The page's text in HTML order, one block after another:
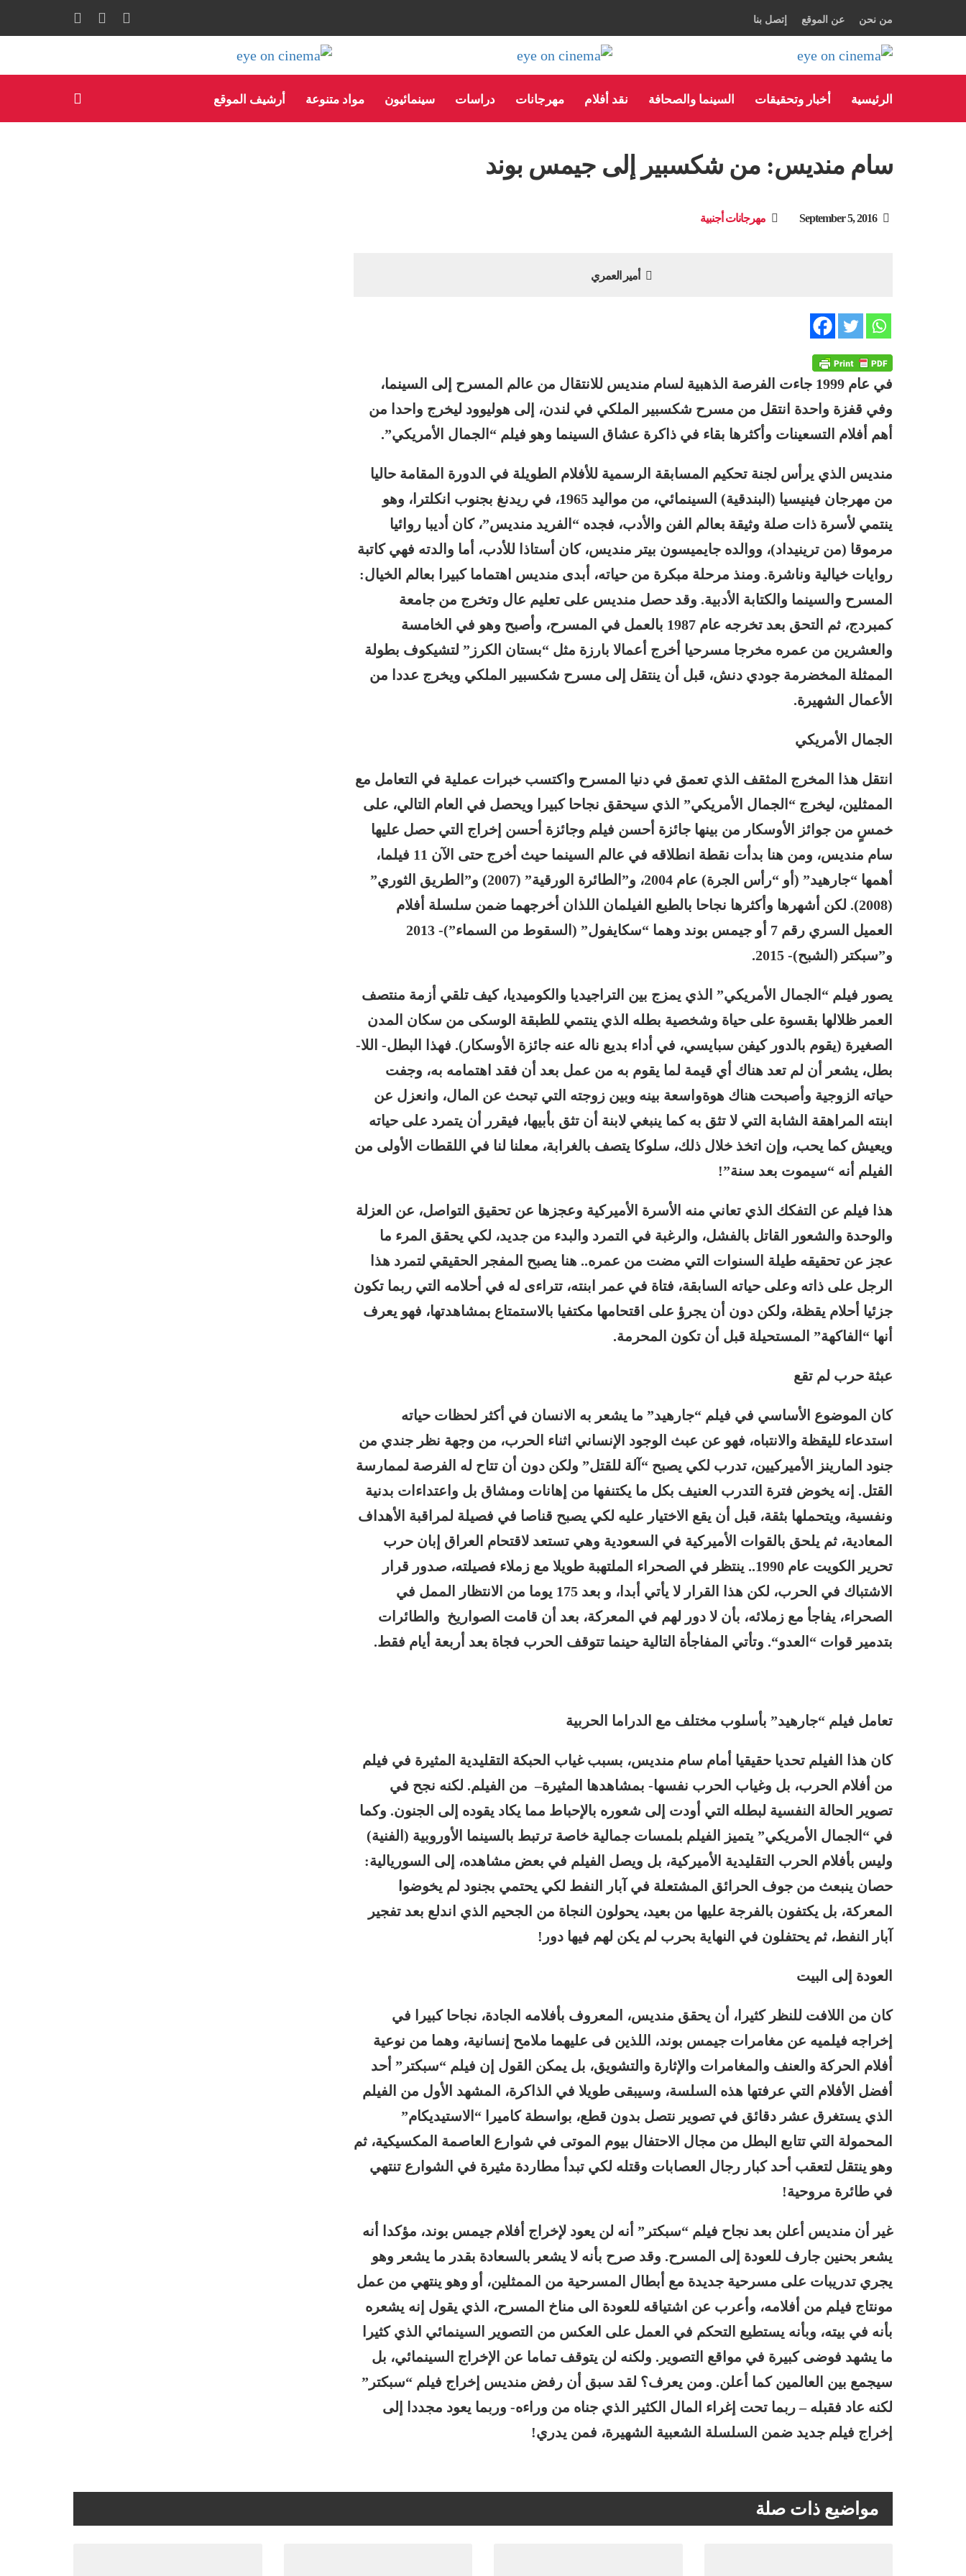
من نحن عن الموقع إتصل بنا
الرئيسية أخبار وتحقيقات السينما والصحافة نقد أفلام مهرجانات دراسات سينمائيون مواد متنوعة أرشيف الموقع
سام منديس: من شكسبير إلى جيمس بوند
September 5, 2016 مهرجانات أجنبية
أمير العمري
في عام 1999 جاءت الفرصة الذهبية لسام منديس للانتقال من عالم المسرح إلى السينما،
وفي قفزة واحدة انتقل من مسرح شكسبير الملكي في لندن، إلى هوليوود ليخرج واحدا من
أهم أفلام التسعينات وأكثرها بقاء في ذاكرة عشاق السينما وهو فيلم “الجمال الأمريكي”.
منديس الذي يرأس لجنة تحكيم المسابقة الرسمية للأفلام الطويلة في الدورة المقامة حاليا
من مهرجان فينيسيا (البندقية) السينمائي، من مواليد 1965، في ريدنغ بجنوب انكلترا، وهو
ينتمي لأسرة ذات صلة وثيقة بعالم الفن والأدب، فجده “الفريد منديس”، كان أديبا روائيا
مرموقا (من ترينيداد)، ووالده جايميسون بيتر منديس، كان أستاذا للأدب، أما والدته فهي كاتبة
روايات خيالية وناشرة. ومنذ مرحلة مبكرة من حياته، أبدى منديس اهتماما كبيرا بعالم الخيال:
المسرح والسينما والكتابة الأدبية. وقد حصل منديس على تعليم عال وتخرج من جامعة
كمبردج، ثم التحق بعد تخرجه عام 1987 بالعمل في المسرح، وأصبح وهو في الخامسة
والعشرين من عمره مخرجا مسرحيا أخرج أعمالا بارزة مثل “بستان الكرز” لتشيكوف بطولة
الممثلة المخضرمة جودي دنش، قبل أن ينتقل إلى مسرح شكسبير الملكي ويخرج عددا من
الأعمال الشهيرة.
الجمال الأمريكي
انتقل هذا المخرج المثقف الذي تعمق في دنيا المسرح واكتسب خبرات عملية في التعامل مع
الممثلين، ليخرج “الجمال الأمريكي” الذي سيحقق نجاحا كبيرا ويحصل في العام التالي، على
خمسٍ من جوائز الأوسكار من بينها جائزة أحسن فيلم وجائزة أحسن إخراج التي حصل عليها
سام منديس، ومن هنا بدأت نقطة انطلاقه في عالم السينما حيث أخرج حتى الآن 11 فيلما،
أهمها “جارهيد” (أو “رأس الجرة) عام 2004، و”الطائرة الورقية” (2007) و”الطريق الثوري”
(2008). لكن أشهرها وأكثرها نجاحا بالطبع الفيلمان اللذان أخرجهما ضمن سلسلة أفلام
العميل السري رقم 7 أو جيمس بوند وهما “سكايفول” (السقوط من السماء”)- 2013
و”سبكتر (الشبح)- 2015.
يصور فيلم “الجمال الأمريكي” الذي يمزج بين التراجيديا والكوميديا، كيف تلقي أزمة منتصف
العمر ظلالها بقسوة على حياة وشخصية بطله الذي ينتمي للطبقة الوسكى من سكان المدن
الصغيرة (يقوم بالدور كيفن سبايسي، في أداء بديع ناله عنه جائزة الأوسكار). فهذا البطل- اللا-
بطل، يشعر أن لم تعد هناك أي قيمة لما يقوم به من عمل بعد أن فقد اهتمامه به، وجفت
حياته الزوجية وأصبحت هناك هوةواسعة بينه وبين زوجته التي تبحث عن المال، وانعزل عن
ابنته المراهقة الشابة التي لا تثق به كما ينبغي لابنة أن تثق بأبيها، فيقرر أن يتمرد على حياته
ويعيش كما يحب، وإن اتخذ خلال ذلك، سلوكا يتصف بالغرابة، معلنا لنا في اللقطات الأولى من
الفيلم أنه “سيموت بعد سنة”!
هذا فيلم عن التفكك الذي تعاني منه الأسرة الأميركية وعجزها عن تحقيق التواصل، عن العزلة
والوحدة والشعور القاتل بالفشل، والرغبة في التمرد والبدء من جديد، لكي يحقق المرء ما
عجز عن تحقيقه طيلة السنوات التي مضت من عمره.. هنا يصبح المفجر الحقيقي لتمرد هذا
الرجل على ذاته وعلى حياته السابقة، فتاة في عمر ابنته، تتراءى له في أحلامه التي ربما تكون
جزئيا أحلام يقظة، ولكن دون أن يجرؤ على اقتحامها مكتفيا بالاستمتاع بمشاهدتها، فهو يعرف
أنها “الفاكهة” المستحيلة قبل أن تكون المحرمة.
عبثة حرب لم تقع
كان الموضوع الأساسي في فيلم “جارهيد” ما يشعر به الانسان في أكثر لحظات حياته
استدعاء لليقظة والانتباه، فهو عن عبث الوجود الإنساني اثناء الحرب، من وجهة نظر جندي من
جنود المارينز الأميركيين، تدرب لكي يصبح “آلة للقتل” ولكن دون أن تتاح له الفرصة لممارسة
القتل. إنه يخوض فترة التدرب العنيف بكل ما يكتنفها من إهانات ومشاق بل واعتداءات بدنية
ونفسية، ويتحملها بثقة، قبل أن يقع الاختيار عليه لكي يصبح قناصا في فصيلة لمراقبة الأهداف
المعادية، ثم يلحق بالقوات الأميركية في السعودية وهي تستعد لاقتحام العراق إبان حرب
تحرير الكويت عام 1990.. ينتظر في الصحراء الملتهبة طويلا مع زملاء فصيلته، صدور قرار
الاشتباك في الحرب، لكن هذا القرار لا يأتي أبدا، و بعد 175 يوما من الانتظار الممل في
الصحراء، يفاجأ مع زملائه، بأن لا دور لهم في المعركة، بعد أن قامت الصواريخ والطائرات
بتدمير قوات “العدو“. وتأتي المفاجأة التالية حينما تتوقف الحرب فجاة بعد أربعة أيام فقط.
تعامل فيلم “جارهيد” بأسلوب مختلف مع الدراما الحربية
كان هذا الفيلم تحديا حقيقيا أمام سام منديس، بسبب غياب الحبكة التقليدية المثيرة في فيلم
من أفلام الحرب، بل وغياب الحرب نفسها- بمشاهدها المثيرة– من الفيلم. لكنه نجح في
تصوير الحالة النفسية لبطله التي أودت إلى شعوره بالإحباط مما يكاد يقوده إلى الجنون. وكما
في “الجمال الأمريكي” يتميز الفيلم بلمسات جمالية خاصة ترتبط بالسينما الأوروبية (الفنية)
وليس بأفلام الحرب التقليدية الأميركية، بل ويصل الفيلم في بعض مشاهده، إلى السوريالية:
حصان ينبعث من جوف الحرائق المشتعلة في آبار النفط لكي يحتمي بجنود لم يخوضوا
المعركة، بل يكتفون بالفرجة عليها من بعيد، يحولون النجاة من الجحيم الذي اندلع بعد تفجير
آبار النفط، ثم يحتفلون في النهاية بحرب لم يكن لهم فيها دور!
العودة إلى البيت
كان من اللافت للنظر كثيرا، أن يحقق منديس، المعروف بأفلامه الجادة، نجاحا كبيرا في
إخراجه فيلميه عن مغامرات جيمس بوند، اللذين فى عليهما ملامح إنسانية، وهما من نوعية
أفلام الحركة والعنف والمغامرات والإثارة والتشويق، بل يمكن القول إن فيلم “سبكتر” أحد
أفضل الأفلام التي عرفتها هذه السلسة، وسيبقى طويلا في الذاكرة، المشهد الأول من الفيلم
الذي يستغرق عشر دقائق في تصوير نتصل بدون قطع، بواسطة كاميرا “الاستيديكام”
المحمولة التي تتابع البطل من مجال الاحتفال بيوم الموتى في شوارع العاصمة المكسيكية، ثم
وهو ينتقل لتعقب أحد كبار رجال العصابات وقتله لكي تبدأ مطاردة مثيرة في الشوارع تنتهي
في طائرة مروحية!
غير أن منديس أعلن بعد نجاح فيلم “سبكتر” أنه لن يعود لإخراج أفلام جيمس بوند، مؤكدا أنه
يشعر بحنين جارف للعودة إلى المسرح. وقد صرح بأنه لا يشعر بالسعادة بقدر ما يشعر وهو
يجري تدريبات على مسرحية جديدة مع أبطال المسرحية من الممثلين، أو وهو ينتهي من عمل
مونتاج فيلم من أفلامه، وأعرب عن اشتياقه للعودة الى مناخ المسرح، الذي يقول إنه يشعره
بأنه في بيته، وبأنه يستطيع التحكم في العمل على العكس من التصوير السينمائي الذي كثيرا
ما يشهد فوضى كبيرة في مواقع التصوير. ولكنه لن يتوقف تماما عن الإخراج السينمائي، بل
سيجمع بين العالمين كما أعلن. ومن يعرف؟ لقد سبق أن رفض منديس إخراج فيلم “سبكتر”
لكنه عاد فقبله – ربما تحت إغراء المال الكثير الذي جناه من وراءه- وربما يعود مجددا إلى
إخراج فيلم جديد ضمن السلسلة الشعبية الشهيرة، فمن يدري!
مواضيع ذات صلة